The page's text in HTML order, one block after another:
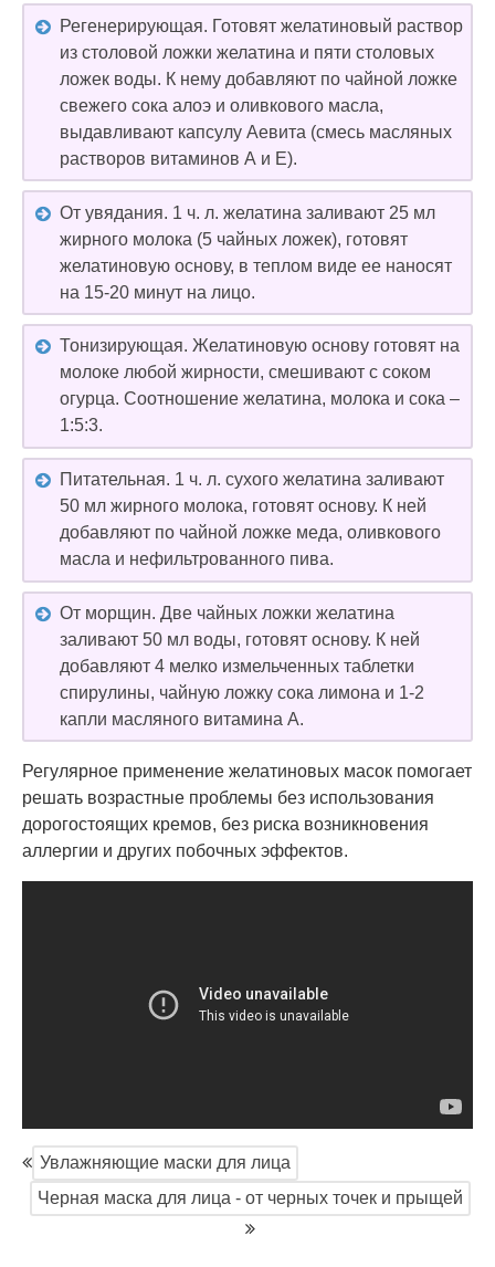
Регенерирующая. Готовят желатиновый раствор
из столовой ложки желатина и пяти столовых
ложек воды. К нему добавляют по чайной ложке
свежего сока алоэ и оливкового масла,
выдавливают капсулу Аевита (смесь масляных
растворов витаминов А и Е).
От увядания. 1 ч. л. желатина заливают 25 мл
жирного молока (5 чайных ложек), готовят
желатиновую основу, в теплом виде ее наносят
на 15-20 минут на лицо.
Тонизирующая. Желатиновую основу готовят на
молоке любой жирности, смешивают с соком
огурца. Соотношение желатина, молока и сока –
1:5:3.
Питательная. 1 ч. л. сухого желатина заливают
50 мл жирного молока, готовят основу. К ней
добавляют по чайной ложке меда, оливкового
масла и нефильтрованного пива.
От морщин. Две чайных ложки желатина
заливают 50 мл воды, готовят основу. К ней
добавляют 4 мелко измельченных таблетки
спирулины, чайную ложку сока лимона и 1-2
капли масляного витамина А.
Регулярное применение желатиновых масок помогает
решать возрастные проблемы без использования
дорогостоящих кремов, без риска возникновения
аллергии и других побочных эффектов.
Увлажняющие маски для лица
Черная маска для лица - от черных точек и прыщей